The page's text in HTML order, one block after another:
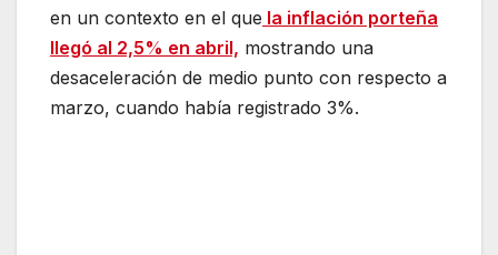
en un contexto en el que la inflación porteña
llegó al 2,5% en abril, mostrando una
desaceleración de medio punto con respecto a
marzo, cuando había registrado 3%.